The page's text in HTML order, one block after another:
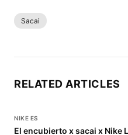
Sacai
RELATED ARTICLES
NIKE ES
El encubierto x sacai x Nike